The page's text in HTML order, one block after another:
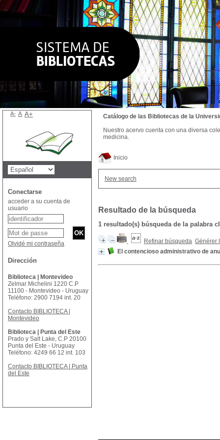
Inicio
New search
Resultado de la búsqueda
1 resultado(s) búsqueda de la palabra
Refinar búsqueda Générer
El contencioso administrativo de
Catálogo de las Bibliotecas de la
Nuestro acervo cuenta con una diversa
medicina.
A- A A+
Conectarse
acceder a su cuenta de
usuario
Olvidé mi contraseña
Dirección
Biblioteca | Montevideo
Zelmar Michelini 1220 C.P
11100 - Montevideo - Uruguay
Teléfono: 2900 7194 int. 20
Contacto BIBLIOTECA |
Montevideo
Biblioteca | Punta del Este
Prado y Salt Lake, C.P 20100
Punta del Este - Uruguay
Teléfono: 4249 66 12 int. 103
Contacto BIBLIOTECA | Punta
del Este